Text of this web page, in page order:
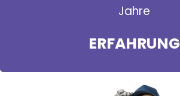
Jahre
ERFAHRUNG